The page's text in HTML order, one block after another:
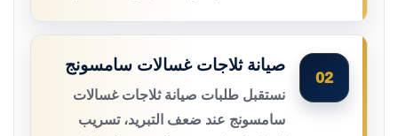
02
صيانة ثلاجات غسالات سامسونج
نستقبل طلبات صيانة ثلاجات غسالات
سامسونج عند ضعف التبريد، تسريب